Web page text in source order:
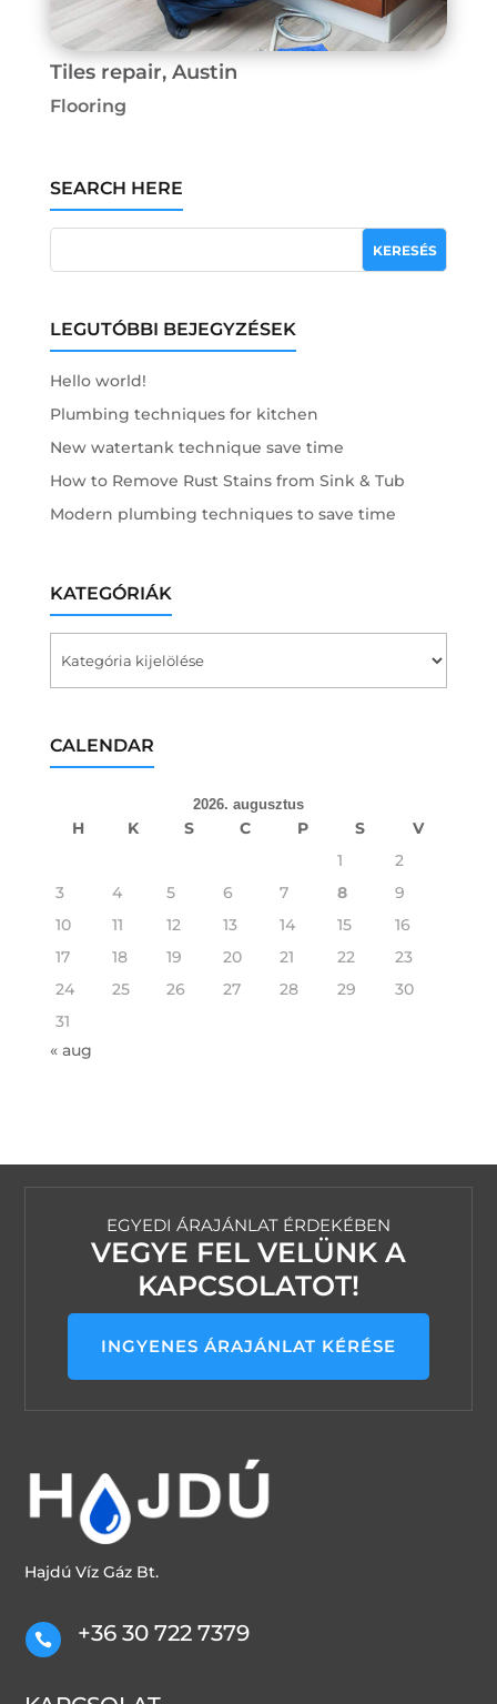
Tiles repair, Austin
Flooring
SEARCH HERE
LEGUTÓBBI BEJEGYZÉSEK
Hello world!
Plumbing techniques for kitchen
New watertank technique save time
How to Remove Rust Stains from Sink & Tub
Modern plumbing techniques to save time
KATEGÓRIÁK
CALENDAR
2026. augusztus
H K S C P S
V
1
2
3
4 5 6 7 8
9
10
11 12 13 14 15
16
17
18 19 20 21 22
23
24
25 26 27 28 29
30
31
« aug
EGYEDI ÁRAJÁNLAT ÉRDEKÉBEN
VEGYE FEL VELÜNK A
KAPCSOLATOT!
INGYENES ÁRAJÁNLAT KÉRÉSE
Hajdú Víz Gáz Bt.
 +36 30 722 7379